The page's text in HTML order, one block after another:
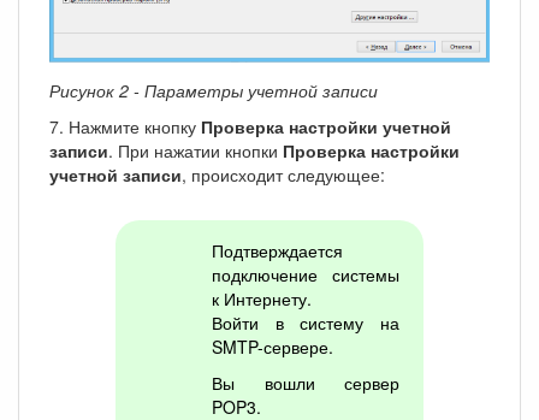
Рисунок 2 - Параметры учетной записи
7. Нажмите кнопку Проверка настройки учетной
записи. При нажатии кнопки Проверка настройки
учетной записи, происходит следующее:
Подтверждается
подключение системы
к Интернету.
Войти в систему на
SMTP-сервере.
Вы вошли сервер
POP3.